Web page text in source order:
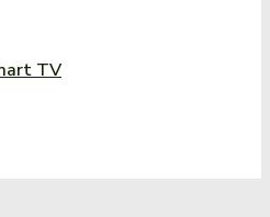
TV